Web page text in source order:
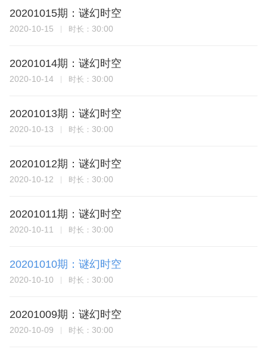
20201015期：谜幻时空
2020-10-15 时长： 30:00
20201014期：谜幻时空
2020-10-14 时长： 30:00
20201013期：谜幻时空
2020-10-13 时长： 30:00
20201012期：谜幻时空
2020-10-12 时长： 30:00
20201011期：谜幻时空
2020-10-11 时长： 30:00
20201010期：谜幻时空
2020-10-10 时长： 30:00
20201009期：谜幻时空
2020-10-09 时长： 30:00